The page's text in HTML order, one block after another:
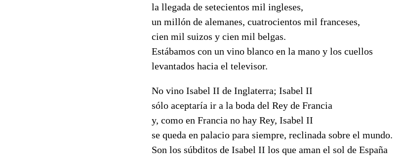
la llegada de setecientos mil ingleses,
un millón de alemanes, cuatrocientos mil franceses,
cien mil suizos y cien mil belgas.
Estábamos con un vino blanco en la mano y los cuellos
levantados hacia el televisor.
No vino Isabel II de Inglaterra; Isabel II
sólo aceptaría ir a la boda del Rey de Francia
y, como en Francia no hay Rey, Isabel II
se queda en palacio para siempre, reclinada sobre el mundo.
Son los súbditos de Isabel II los que aman el sol de España